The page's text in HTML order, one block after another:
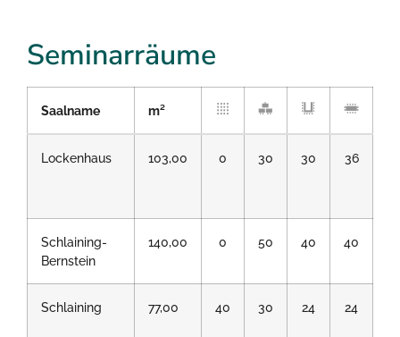
Seminarräume
Saalname m²
Lockenhaus 103,00 0 30 30 36
Schlaining-
Bernstein
140,00 0 50 40 40
Schlaining 77,00 40 30 24 24